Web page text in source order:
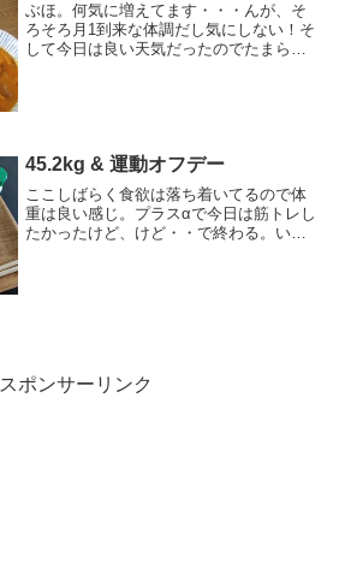
ぶほ。何気に増えてます・・・んが、そ
ろそろ月1到来な体調だし気にしない！そ
して今日は良い天気だったのでたまらず
45.2kg & 運動オフデー
ここしばらく食欲は落ち着いてるので体
重は良い感じ。プラスαで今日は筋トレし
たかったけど、けど・・で終わる。いか
スポンサーリンク